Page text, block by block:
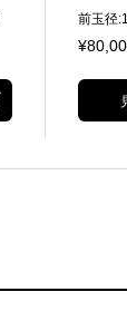
前玉径